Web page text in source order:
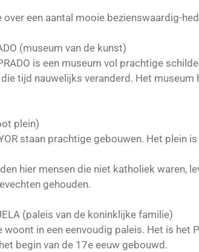
over een aantal mooie bezienswaardig-
(museum van de kunst)
is een museum vol prachtige
tijd nauwelijks veranderd. Het
plein)
staan prachtige gebouwen. Het plein
hier mensen die niet katholiek waren,
gehouden.
(paleis van de koninklijke familie)
in een eenvoudig paleis. Het is het
begin van de 17e eeuw gebouwd.